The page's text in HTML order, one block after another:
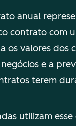
anual
contrato com
os valores dos
e a
terem
utilizam